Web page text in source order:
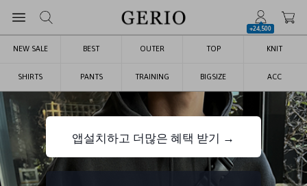
+24,500
NEW SALE BEST OUTER TOP KNIT
SHIRTS PANTS TRAINING BIGSIZE ACC
앱설치하고 더많은 혜택 받기 →